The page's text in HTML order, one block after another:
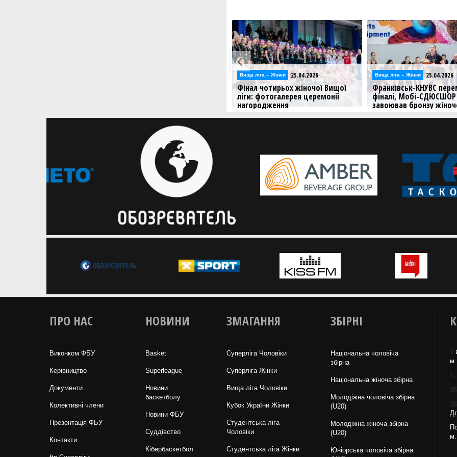
Визначилася символічна пʼятірка
Фінал чотирьох жіночої Вищої
ліги: фотогалерея церемонії
Команди завершили сезон
матчами в київському Авангарді
Вища лiга – Жiнки 25.04.2026
Франківськ-КНУВС переміг Рівне у
фіналі, Мобі-СДЮСШОР
завоював бронзу жіночої Вищої
Відео 25.04.2026
Фінал
ліги:
матчу за 3
Дивіться
ПРО НАС
Виконком ФБУ
Керівництво
Документи
Колективні члени
Презентація ФБУ
Контакти
НОВИНИ
Basket
Superleague
Новини
баскетболу
Новини ФБУ
Суддівство
Кібербаскетбол
ЗМАГАННЯ
Суперліга Чоловіки
Суперліга Жінки
Вища лiга Чоловіки
Кубок України Жінки
Студентська ліга
Чоловiки
Студентська ліга Жінки
ЗБІРНІ
Національна чоловіча
збірна
Національна жiноча збірна
Молодіжна чоловіча збірна
(U20)
Молодіжна жіноча збірна
(U20)
Юніорська чоловіча збірна
м.